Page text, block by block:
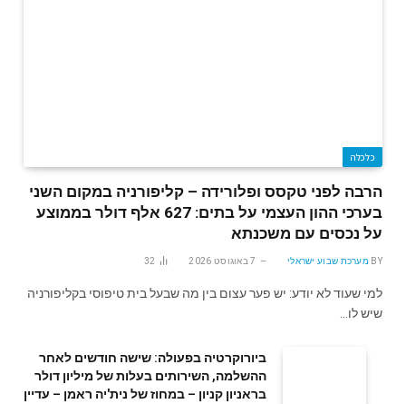
כלכלה
הרבה לפני טקסס ופלורידה – קליפורניה במקום השני
בערכי ההון העצמי על בתים: 627 אלף דולר בממוצע
על נכסים עם משכנתא
BY מערכת שבוע ישראלי 7 באוגוסט 2026 32
למי שעוד לא יודע: יש פער עצום בין מה שבעל בית טיפוסי בקליפורניה
שיש לו…
ביורוקרטיה בפעולה: שישה חודשים לאחר
ההשלמה, השירותים בעלות של מיליון דולר
בראניון קניון – במחוז של נית'יה ראמן – עדיין